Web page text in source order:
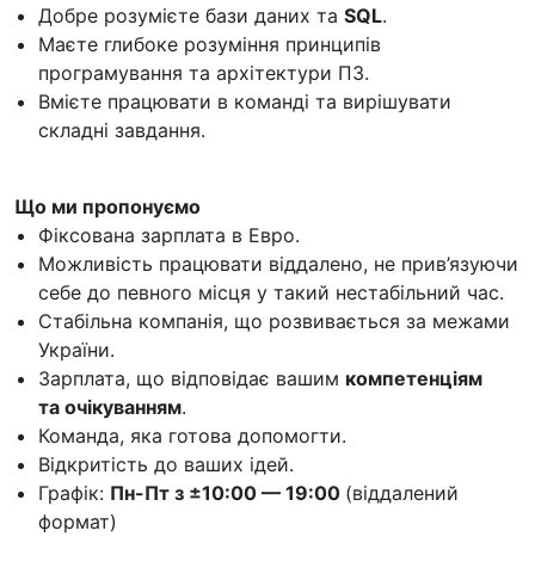
Добре розумієте бази даних та SQL.
Маєте глибоке розуміння принципів
програмування та архітектури ПЗ.
Вмієте працювати в команді та вирішувати
складні завдання.
Що ми пропонуємо
Фіксована зарплата в Евро.
Можливість працювати віддалено, не прив’язуючи
себе до певного місця у такий нестабільний час.
Стабільна компанія, що розвивається за межами
України.
Зарплата, що відповідає вашим компетенціям
та очікуванням.
Команда, яка готова допомогти.
Відкритість до ваших ідей.
Графік: Пн-Пт з ±10:00 — 19:00 (віддалений
формат)